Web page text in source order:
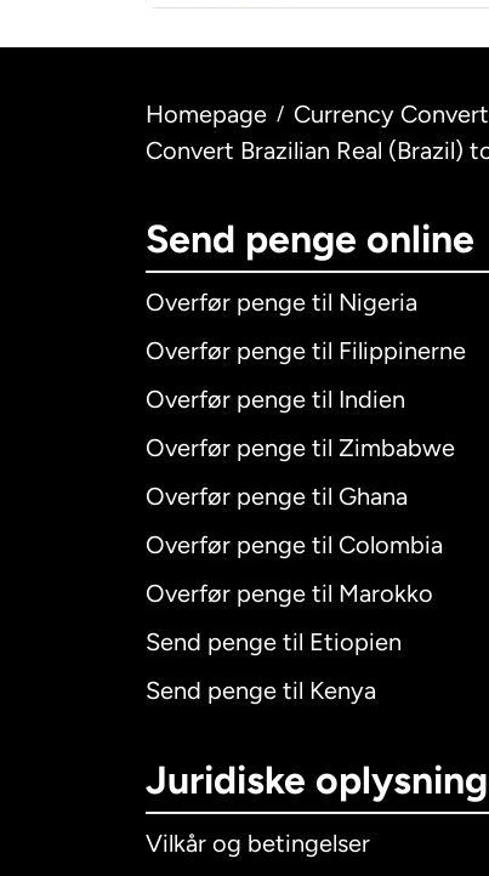
Homepage / Currency
Convert Brazilian Real (Brazil)
Send penge online
Overfør penge til Nigeria
Overfør penge til Filippinerne
Overfør penge til Indien
Overfør penge til Zimbabwe
Overfør penge til Ghana
Overfør penge til Colombia
Overfør penge til Marokko
Send penge til Etiopien
Send penge til Kenya
Juridiske
Vilkår og betingelser